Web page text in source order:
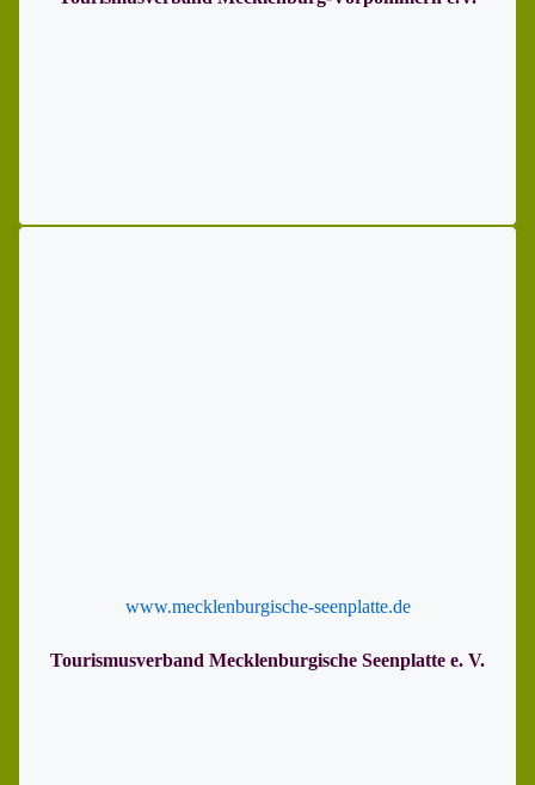
www.mecklenburgische-seenplatte.de
Tourismusverband Mecklenburgische Seenplatte e. V.